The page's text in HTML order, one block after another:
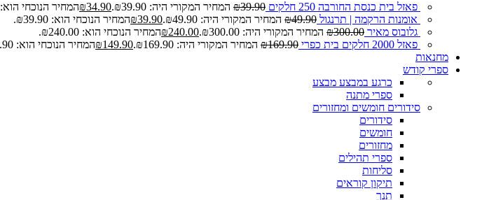
פאזל בית כנסת החורבה 250 חלקים ₪39.90 המחיר המקורי היה: ₪39.90. ₪34.90
המחיר הנוכחי הוא: ₪34.90.
אומנות הרקמה | תרנגול
₪49.90 המחיר המקורי היה: ₪49.90. ₪39.90
המחיר הנוכחי הוא: ₪39.90.
גלובוס מאיר
₪300.00 המחיר המקורי היה: ₪300.00. ₪240.00
המחיר הנוכחי הוא: ₪240.00.
פאזל 2000 חלקים בית כפרי
₪169.90 המחיר המקורי היה: ₪169.90. ₪149.90
המחיר הנוכחי הוא: ₪149.90.
מחנאות
ספרי קודש
כרגע במבצע מבצע
ספרי מתנה
סידורים חומשים ומחזורים
סידורים
חומשים
מחזורים
ספרי תהילים
סליחות
תיקון קוראים
תנך